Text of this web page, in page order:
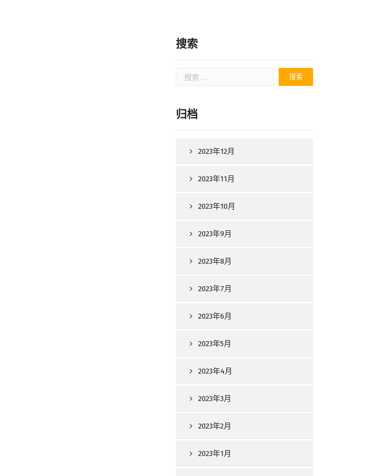
搜索
索：
归档
2023年12月
2023年11月
2023年10月
2023年9月
2023年8月
2023年7月
2023年6月
2023年5月
2023年4月
2023年3月
2023年2月
2023年1月